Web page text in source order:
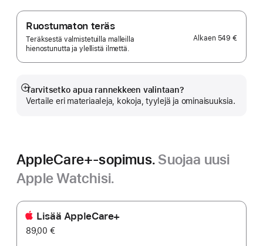
Ruostumaton teräs
Teräksestä valmistetuilla malleilla
hienostunutta ja ylellistä ilmettä.
Alkaen 549 €
Tarvitsetko apua rannekkeen valintaan?
Vertaile eri materiaaleja, kokoja, tyylejä ja ominaisuuksia.
Näytä
lisää
AppleCare+-sopimus. Suojaa uusi
Apple Watchisi.
Lisää AppleCare+
89,00 €